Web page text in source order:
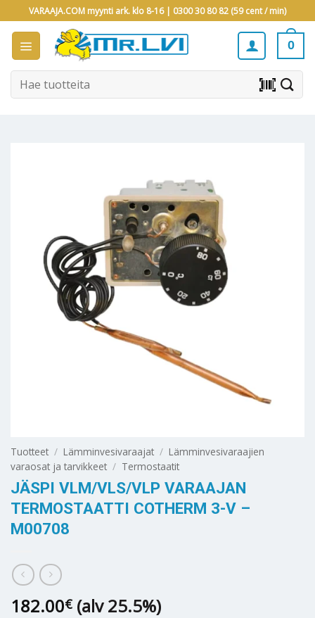
to
content
VARAAJA.COM myynti ark. klo 8-16 | 0300 30 80 82 (59 cent / min)
0
Etsi: barcode_scanner
Tuotteet / Lämminvesivaraajat / Lämminvesivaraajien
varaosat ja tarvikkeet / Termostaatit
JÄSPI VLM/VLS/VLP VARAAJAN
TERMOSTAATTI COTHERM 3-V –
M00708
182.00€ (alv 25.5%)